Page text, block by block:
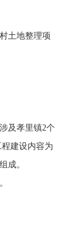
土地整理项
及孝里镇2个
建设内容为
成。